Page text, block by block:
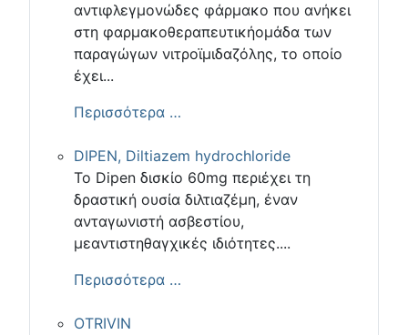
αντιφλεγμονώδες φάρμακο που ανήκει
στη φαρμακοθεραπευτικήομάδα των
παραγώγων νιτροϊμιδαζόλης, το οποίο
έχει...
Περισσότερα …
DIPEN, Diltiazem hydrochloride
Το Dipen δισκίο 60mg περιέχει τη
δραστική ουσία διλτιαζέμη, έναν
ανταγωνιστή ασβεστίου,
μεαντιστηθαγχικές ιδιότητες....
Περισσότερα …
OTRIVIN